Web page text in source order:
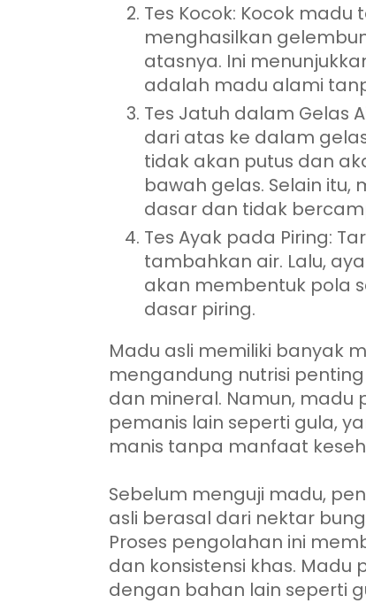
Tes Kocok: Kocok
menghasilkan
atasnya. Ini
adalah madu alami
Tes Jatuh dalam Gelas
dari atas ke dalam
tidak akan putus dan
bawah gelas. Selain
dasar dan tidak
Tes Ayak pada Piring:
tambahkan air. Lalu,
akan membentuk pola
dasar piring.
Madu asli memiliki banyak
mengandung nutrisi
dan mineral. Namun, madu
pemanis lain seperti gula,
manis tanpa manfaat
Sebelum menguji madu,
asli berasal dari nektar
Proses pengolahan ini
dan konsistensi khas. Madu
dengan bahan lain seperti